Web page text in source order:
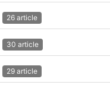
26 article
30 article
29 article